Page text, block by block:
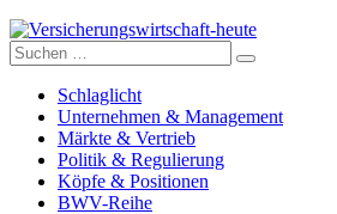
Versicherungswirtschaft-heute
Suche
nach:
Schlaglicht
Unternehmen & Management
Märkte & Vertrieb
Politik & Regulierung
Köpfe & Positionen
BWV-Reihe